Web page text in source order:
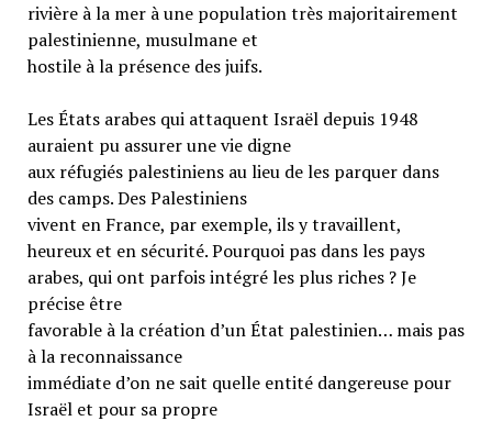
rivière à la mer à une population très majoritairement
palestinienne, musulmane et
hostile à la présence des juifs.
Les États arabes qui attaquent Israël depuis 1948
auraient pu assurer une vie digne
aux réfugiés palestiniens au lieu de les parquer dans
des camps. Des Palestiniens
vivent en France, par exemple, ils y travaillent,
heureux et en sécurité. Pourquoi pas dans les pays
arabes, qui ont parfois intégré les plus riches ? Je
précise être
favorable à la création d’un État palestinien… mais pas
à la reconnaissance
immédiate d’on ne sait quelle entité dangereuse pour
Israël et pour sa propre